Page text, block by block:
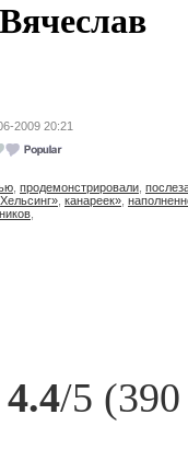
2009 20:21
продемонстрировали
Хельсинг» канареек»
4.4/5 (390